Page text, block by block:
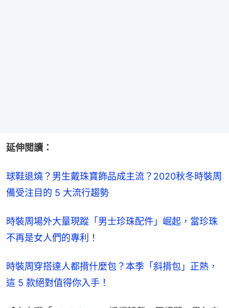
延伸閲讀：
球鞋退燒？男生戴珠寶飾品成主流？2020秋冬時裝周
備受注目的 5 大流行趨勢
時裝周場外大量現蹤「男士珍珠配件」崛起，當珍珠
不再是女人們的專利！
時裝周穿搭達人都揹什麼包？本季「斜揹包」正熱，
這 5 款絕對值得你入手！